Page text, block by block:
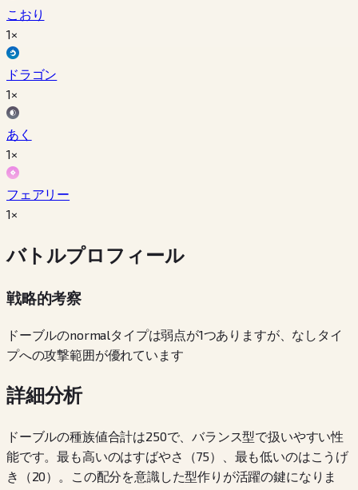
こおり
1×
ドラゴン
1×
あく
1×
フェアリー
1×
バトルプロフィール
戦略的考察
ドーブルのnormalタイプは弱点が1つありますが、なしタイ
プへの攻撃範囲が優れています
詳細分析
ドーブルの種族値合計は250で、バランス型で扱いやすい性
能です。最も高いのはすばやさ（75）、最も低いのはこうげ
き（20）。この配分を意識した型作りが活躍の鍵になりま